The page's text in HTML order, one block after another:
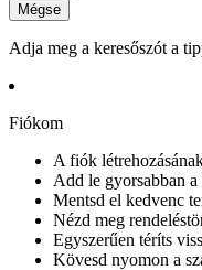
Mégse
Adja meg a keresőszót a
Fiókom
A fiók
Add le gyorsabban
Mentsd el kedvenc
Nézd meg
Egyszerűen téríts
Kövesd nyomon a